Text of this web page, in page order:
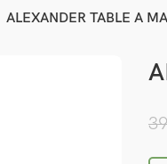
ALEXANDER TABLE A